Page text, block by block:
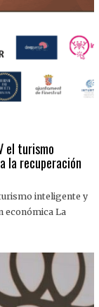
el turismo
la recuperación
inteligente y
económica La